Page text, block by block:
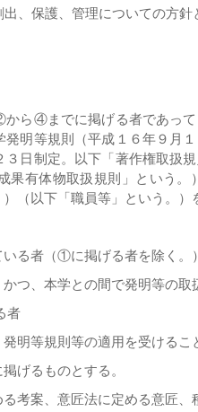
、保護、管理についての方
ら④までに掲げる者であっ
明等規則（平成１６年９月
日制定。以下「著作権取扱
果有体物取扱規則」という
（以下「職員等」という。）
る者（①に掲げる者を除く。）
、本学との間で発明等の取
者
等規則等の適用を受ける
げるものとする。
案、意匠法に定める意匠、